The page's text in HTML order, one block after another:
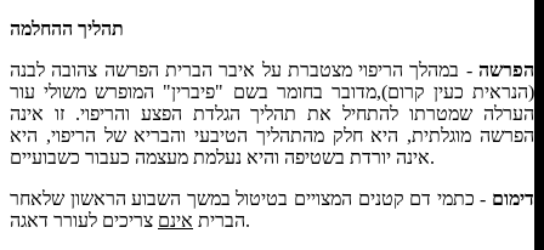
תהליך ההחלמה
הפרשה - במהלך הריפוי מצטברת על איבר הברית הפרשה צהובה לבנה
(הנראית כעין קרום),מדובר בחומר בשם "פיברין" המופרש משולי עור
הערלה שמטרתו להתחיל את תהליך הגלדת הפצע והריפוי. זו אינה
הפרשה מוגלתית, היא חלק מהתהליך הטיבעי והבריא של הריפוי, היא
אינה יורדת בשטיפה והיא נעלמת מעצמה כעבור כשבועיים.
דימום - כתמי דם קטנים המצויים בטיטול במשך השבוע הראשון שלאחר
הברית אינם
צריכים לעורר דאגה.